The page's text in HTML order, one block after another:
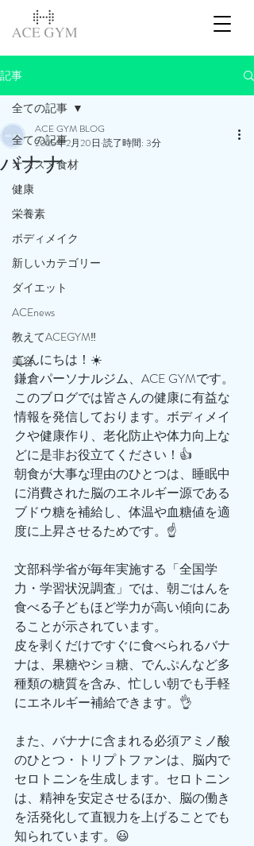
記事
全ての記事
オススメ食材
健康
栄養素
ボディメイク
新しいカテゴリー
ダイエット
ACEnews
教えてACEGYM‼️
美容
全ての記事
バナナ
ACE GYM BLOG
2025年2月20日 読了時間: 3分
こんにちは！☀️
鎌倉パーソナルジム、ACE GYMです。
このブログでは皆さんの健康に有益な
情報を発信しております。ボディメイ
クや健康作り、老化防止や体力向上な
どに是非お役立てください！👍
朝食が大事な理由のひとつは、睡眠中
に消費された脳のエネルギー源である
ブドウ糖を補給し、体温や血糖値を適
度に上昇させるためです。☝️
文部科学省が毎年実施する「全国学
力・学習状況調査」では、朝ごはんを
食べる子どもほど学力が高い傾向にあ
ることが示されています。
皮を剥くだけですぐに食べられるバナ
ナは、果糖やショ糖、でんぷんなど多
種類の糖質を含み、忙しい朝でも手軽
にエネルギー補給できます。👌
また、バナナに含まれる必須アミノ酸
のひとつ・トリプトファンは、脳内で
セロトニンを生成します。セロトニン
は、精神を安定させるほか、脳の働き
を活発化して直観力を上げることでも
知られています。😃